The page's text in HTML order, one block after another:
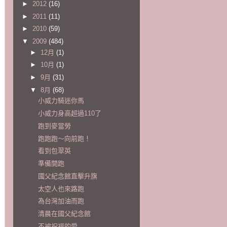
► 2012 (16)
► 2011 (11)
► 2010 (59)
▼ 2009 (484)
► 12月 (1)
► 10月 (1)
► 9月 (31)
▼ 8月 (68)
小威力騎迷你馬
小威力身高超過110了
跑到麥當勞
跑跑跑～向前跑！
看到包翠英
準備開跑
國父紀念館直擊升旗
太空人也來路跑
為台灣加油而跑
清晨在國父紀念館